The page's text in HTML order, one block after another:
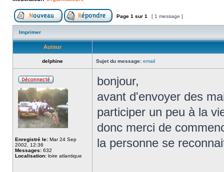
Page 1 sur 1 [ 1 message ]
Imprimer
Auteur
delphine Sujet du message: email
Enregistré le: Mar 24 Sep
2002, 12:36
Messages: 632
Localisation: loire atlantique
bonjour,
avant d'envoyer des
participer un peu à la
donc merci de
la personne se